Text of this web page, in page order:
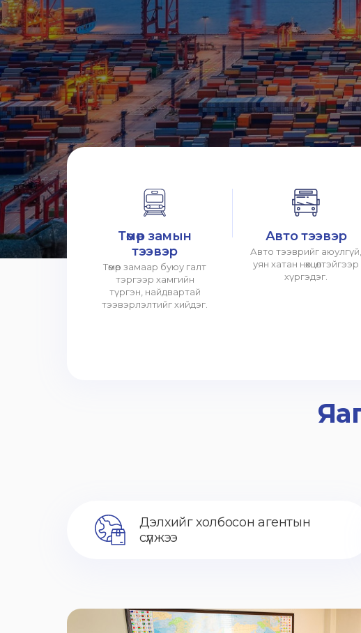
Төмөр замын
тээвэр
Төмөр замаар буюу галт
тэргээр хамгийн
түргэн, найдвартай
тээвэрлэлтийг хийдэг.
Авто тээвэр
Авто тээврийг аюулгүй,
уян хатан нөхцөлтэйгээр
хүргэдэг.
Дэлхийг холбосон агентын
сүлжээ